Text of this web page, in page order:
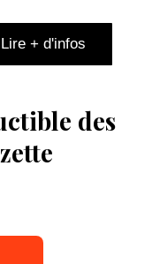
Lire + d'infos
des